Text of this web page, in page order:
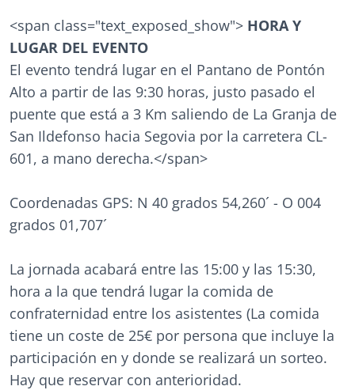
<span class="text_exposed_show"> HORA Y
LUGAR DEL EVENTO
El evento tendrá lugar en el Pantano de Pontón
Alto a partir de las 9:30 horas, justo pasado el
puente que está a 3 Km saliendo de La Granja de
San Ildefonso hacia Segovia por la carretera CL-
601, a mano derecha.</span>
Coordenadas GPS: N 40 grados 54,260´ - O 004
grados 01,707´
La jornada acabará entre las 15:00 y las 15:30,
hora a la que tendrá lugar la comida de
confraternidad entre los asistentes (La comida
tiene un coste de 25€ por persona que incluye la
participación en y donde se realizará un sorteo.
Hay que reservar con anterioridad.